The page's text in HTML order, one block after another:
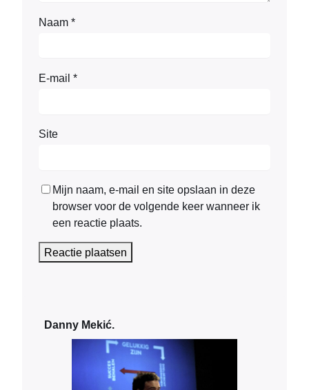
Naam *
E-mail *
Site
Mijn naam, e-mail en site opslaan in deze
browser voor de volgende keer wanneer ik
een reactie plaats.
Danny Mekić.